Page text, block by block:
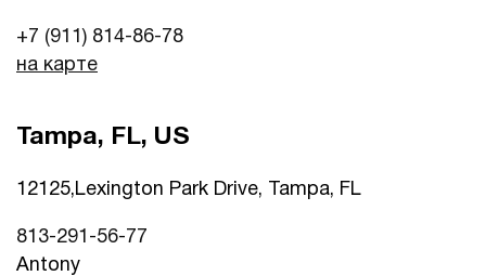
+7 (911) 814-86-78
на карте
Tampa, FL, US
12125,Lexington Park Drive, Tampa, FL
813-291-56-77
Antony